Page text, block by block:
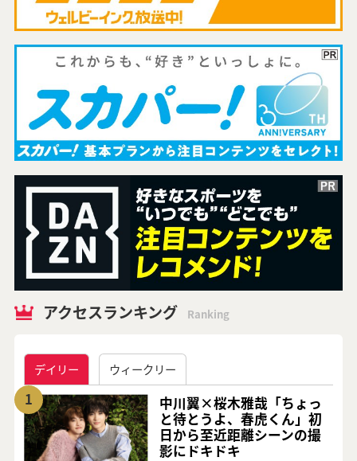
アクセスランキング Ranking
デイリー ウィークリー
1
中川翼×桜木雅哉「ちょっ
と待とうよ、春虎くん」初
日から至近距離シーンの撮
影にドキドキ